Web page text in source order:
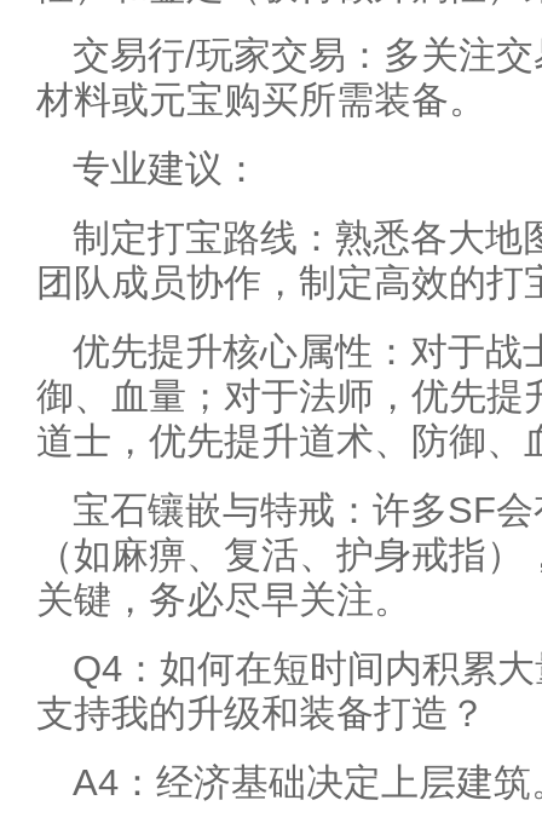
交易行/玩家交易：多关注
材料或元宝购买所需装备。
专业建议：
制定打宝路线：熟悉各大地
团队成员协作，制定高效的打
优先提升核心属性：对于战
御、血量；对于法师，优先提
道士，优先提升道术、防御、
宝石镶嵌与特戒：许多SF
（如麻痹、复活、护身戒指
关键，务必尽早关注。
Q4：如何在短时间内积累
支持我的升级和装备打造？
A4：经济基础决定上层建筑